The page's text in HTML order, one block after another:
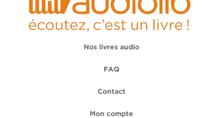
Nos livres audio
FAQ
Contact
Mon compte